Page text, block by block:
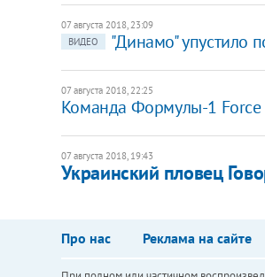
07 августа 2018, 23:09
ВИДЕО
"Динамо" упустило
07 августа 2018, 22:25
Команда Формулы-1 Force
07 августа 2018, 19:43
Украинский пловец
Про нас Реклама на сайте